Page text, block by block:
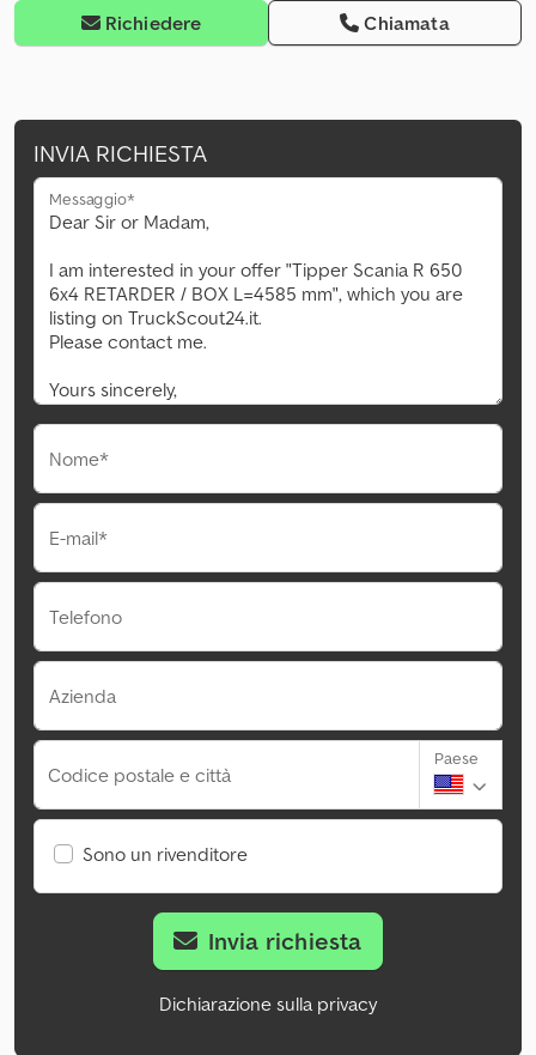
Richiedere Chiamata
INVIA RICHIESTA
Messaggio*
Nome*
E-mail*
Telefono
Azienda
Codice postale e città
Paese
Sono un rivenditore
Invia richiesta
Dichiarazione sulla privacy